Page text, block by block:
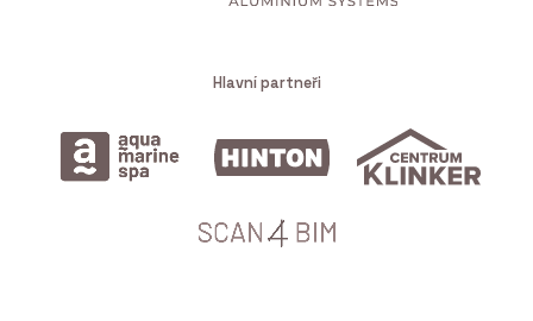
Hlavní partneři